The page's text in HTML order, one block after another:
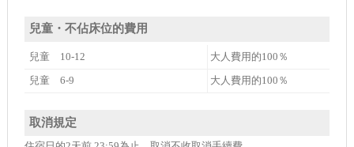
兒童・不佔床位的費用
兒童 10-12 大人費用的100％
兒童 6-9 大人費用的100％
取消規定